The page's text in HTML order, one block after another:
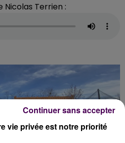
Terrien :
vie privée est notre priorité
Continuer sans accepter